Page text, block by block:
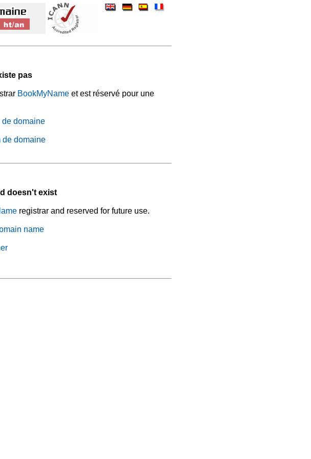
pas
BookMyName et est réservé pour une
de domaine
de domaine
doesn't exist
registrar and reserved for future use.
name